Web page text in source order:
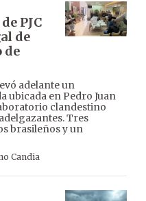
PJC
de
de
adelante un
ubicada en Pedro Juan
clandestino
Tres
brasileños y un
Candia